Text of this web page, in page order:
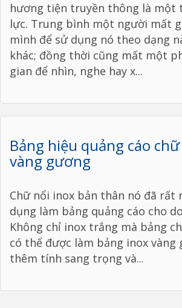
hương tiện truyền thông là một
lực. Trung bình một người mất
mình để sử dụng nó theo dạng
khác; đồng thời cũng mất một
gian để nhìn, nghe hay x...
Bảng hiệu quảng cáo
vàng gương
Chữ nổi inox bản thân nó đã rất
dụng làm bảng quảng cáo cho
Không chỉ inox trắng mà bảng
có thể được làm bảng inox vàng
thêm tính sang trọng và...